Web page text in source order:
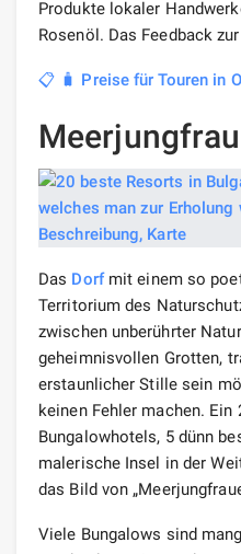
Produkte lokaler
Rosenöl. Das Feedback
📋 🧳 Preise für Touren in
Meerjungfrau
Das Dorfmit einem so
Territorium des
zwischen unberührter
geheimnisvollen Grotten,
erstaunlicher Stille sein
keinen Fehler machen. Ein
Bungalowhotels, 5 dünn
malerische Insel in der
das Bild von
Viele Bungalows sind